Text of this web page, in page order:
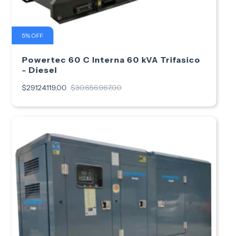
5% OFF
Powertec 60 C Interna 60 kVA Trifasico
- Diesel
$29.124.119,00 $30.656.967,00